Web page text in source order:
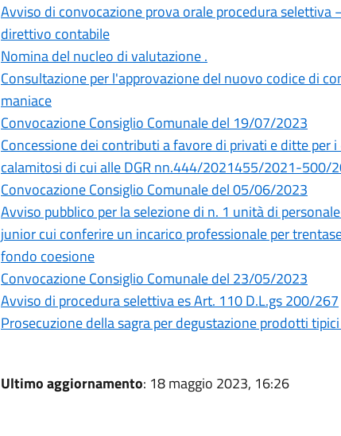
Avviso di convocazione prova orale procedura
direttivo contabile
Nomina del nucleo di valutazione .
Consultazione per l'approvazione del nuovo codice di
maniace
Convocazione Consiglio Comunale del 19/07/2023
Concessione dei contributi a favore di privati e ditte per
calamitosi di cui alle DGR nn.444/2021455/2021-500/
Convocazione Consiglio Comunale del 05/06/2023
Avviso pubblico per la selezione di n. 1 unità di
junior cui conferire un incarico professionale per
fondo coesione
Convocazione Consiglio Comunale del 23/05/2023
Avviso di procedura selettiva es Art. 110 D.L.gs 200/267
Prosecuzione della sagra per degustazione prodotti
Ultimo aggiornamento: 18 maggio 2023, 16:26